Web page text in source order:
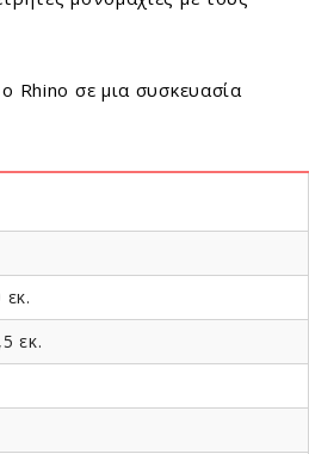
Rhino σε μια συσκευασία
εκ.